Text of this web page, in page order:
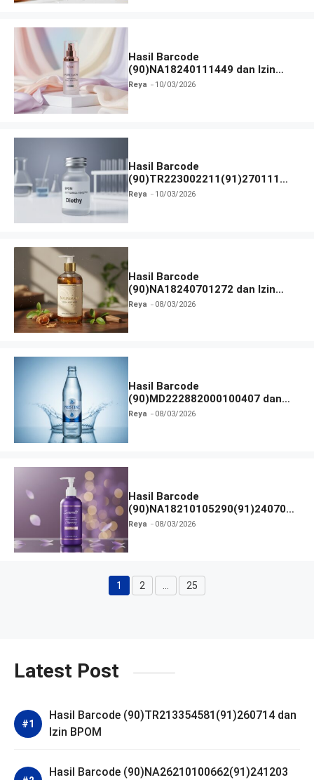
Hasil Barcode
(90)NA18240111449 dan Izin
BPOM
Reya 10/03/2026
Hasil Barcode
(90)TR223002211(91)270111
dan Izin BPOM
Reya 10/03/2026
Hasil Barcode
(90)NA18240701272 dan Izin
BPOM
Reya 08/03/2026
Hasil Barcode
(90)MD222882000100407 dan
Izin BPOM
Reya 08/03/2026
Hasil Barcode
(90)NA18210105290(91)240703
dan Izin BPOM
Reya 08/03/2026
Halaman
1 Halaman
2 … Halaman
25
Latest Post
Hasil Barcode (90)TR213354581(91)260714 dan
Izin BPOM
Hasil Barcode (90)NA26210100662(91)241203